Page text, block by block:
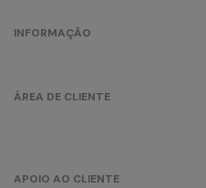
INFORMAÇÃO
ÁREA DE CLIENTE
APOIO AO CLIENTE